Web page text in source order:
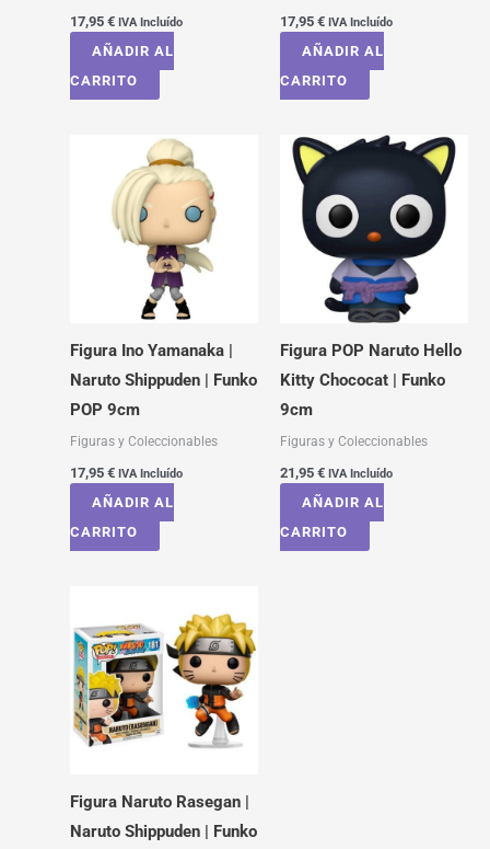
17,95 € IVA Incluído
AÑADIR AL
CARRITO
17,95 € IVA Incluído
AÑADIR AL
CARRITO
Figura Ino Yamanaka |
Naruto Shippuden | Funko
POP 9cm
Figuras y Coleccionables
17,95 € IVA Incluído
AÑADIR AL
CARRITO
Figura POP Naruto Hello
Kitty Chococat | Funko
9cm
Figuras y Coleccionables
21,95 € IVA Incluído
AÑADIR AL
CARRITO
Figura Naruto Rasegan |
Naruto Shippuden | Funko